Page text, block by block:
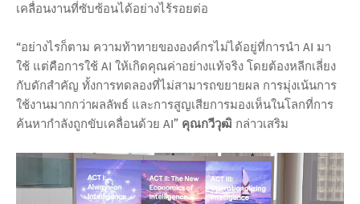
เคลื่อนงานที่ซับซ้อนได้อย่างไร้รอยต่อ
“อย่างไรก็ตาม ความท้าทายขององค์กรไม่ได้อยู่ที่การนำ AI มา
ใช้ แต่คือการใช้ AI ให้เกิดคุณค่าอย่างแท้จริง โดยต้องหลีกเลี่ยง
กับดักสำคัญ ทั้งการทดลองที่ไม่สามารถขยายผล การมุ่งเน้นการ
ใช้งานมากกว่าผลลัพธ์ และการสูญเสียการมองเห็นในโลกที่การ
ค้นหากำลังถูกขับเคลื่อนด้วย AI” คุณกวีวุฒิ กล่าวเสริม